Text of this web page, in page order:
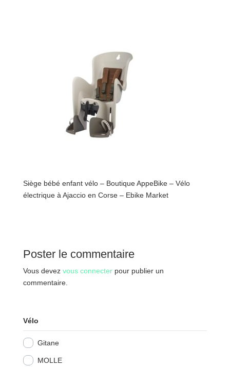
Siège bébé enfant vélo – Boutique AppeBike – Vélo
électrique à Ajaccio en Corse – Ebike Market
Poster le commentaire
Vous devez vous connecterpour publier un
commentaire.
Vélo
Gitane
MOLLE